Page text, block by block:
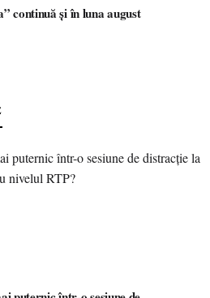
continuă și în luna august